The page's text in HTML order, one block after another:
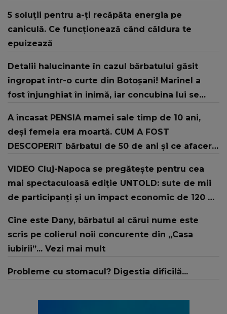
5 soluții pentru a-ți recăpăta energia pe
caniculă. Ce funcționează când căldura te
epuizează
Detalii halucinante în cazul bărbatului găsit
îngropat într-o curte din Botoșani! Marinel a
fost înjunghiat în inimă, iar concubina lui se
A încasat PENSIA mamei sale timp de 10 ani,
deși femeia era moartă. CUM A FOST
DESCOPERIT bărbatul de 50 de ani și ce afacere
VIDEO Cluj-Napoca se pregătește pentru cea
mai spectaculoasă ediție UNTOLD: sute de mii
de participanți și un impact economic de 120 de
Cine este Dany, bărbatul al cărui nume este
scris pe colierul noii concurente din „Casa
iubirii”... Vezi mai mult
Probleme cu stomacul? Digestia dificilă...